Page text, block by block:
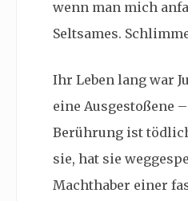
wenn man mich
Seltsames.
Ihr Leben lang war
eine Ausgestoßene
Berührung ist
sie, hat sie
Machthaber einer